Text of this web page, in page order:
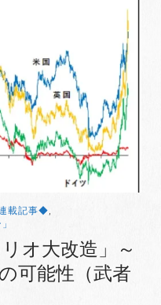
載記事◆,
オ大改造」～
可能性（武者